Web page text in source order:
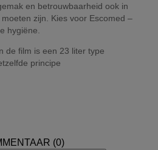
en betrouwbaarheid ook in
zijn. Kies voor Escomed –
hygiëne.
de film is een 23 liter type
principe
(0)